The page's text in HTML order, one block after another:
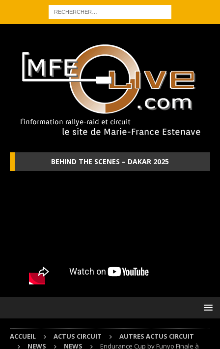
BEHIND THE SCENES – DAKAR 2025
ACCUEIL ACTUS CIRCUIT
AUTRES ACTUS CIRCUIT
NEWS
NEWS
Endurance Cup by Funyo Finale à